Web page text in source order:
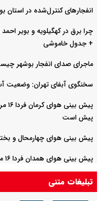
انفجارهای کنترل‌شده در استان
+ جدول خاموشی
ماجرای صدای انفجار بوشهر
سخنگوی آبفای تهران: وضعیت
پیش است
پیش بینی هوای چهارمحال و بختیاری فردا ۱۶ مرداد
و غبار
تبلیغات متنی